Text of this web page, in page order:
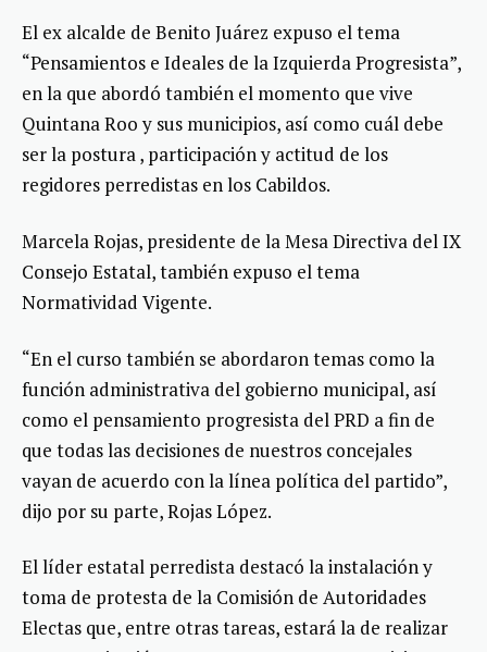
El ex alcalde de Benito Juárez expuso el tema
“Pensamientos e Ideales de la Izquierda Progresista”,
en la que abordó también el momento que vive
Quintana Roo y sus municipios, así como cuál debe
ser la postura , participación y actitud de los
regidores perredistas en los Cabildos.
Marcela Rojas, presidente de la Mesa Directiva del IX
Consejo Estatal, también expuso el tema
Normatividad Vigente.
“En el curso también se abordaron temas como la
función administrativa del gobierno municipal, así
como el pensamiento progresista del PRD a fin de
que todas las decisiones de nuestros concejales
vayan de acuerdo con la línea política del partido”,
dijo por su parte, Rojas López.
El líder estatal perredista destacó la instalación y
toma de protesta de la Comisión de Autoridades
Electas que, entre otras tareas, estará la de realizar